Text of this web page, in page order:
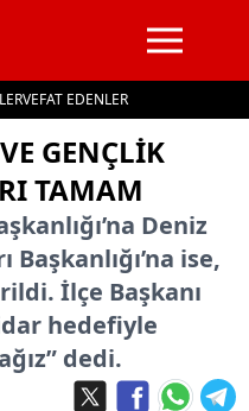
VEFAT EDENLER
GENÇLIK
TAMAM
Deniz
ise,
İlçe Başkanı
hedefiyle
dedi.